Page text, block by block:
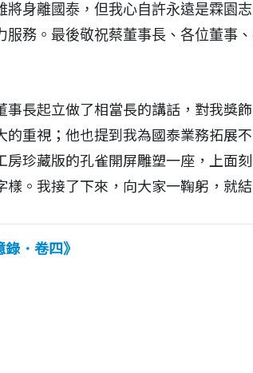
將身離國泰，但我心自許永遠是霖園
服務。最後敬祝蔡董事長、各位董事
事長起立做了相當長的講話，對我獎
的重視；他也提到我為國泰業務拓展
房珍藏版的孔雀開屏雕塑一座，上面
。我接了下來，向大家一鞠躬，就
錄．卷四》